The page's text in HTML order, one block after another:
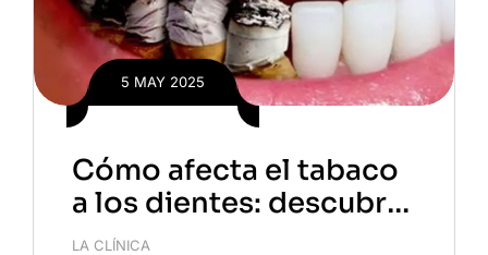
5 MAY 2025
Cómo afecta el tabaco
a los dientes: descubre
sus consecuencias real
LA CLÍNICA